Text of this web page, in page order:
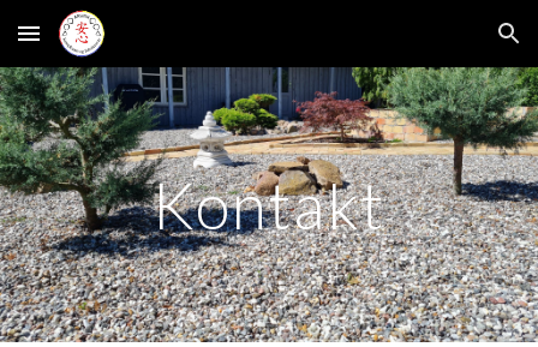
Skip to main content Skip to navigation
Kontakt